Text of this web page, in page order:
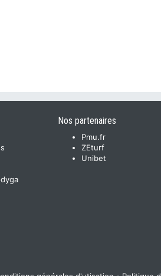
Nos partenaires
Pmu.fr
ZEturf
Unibet